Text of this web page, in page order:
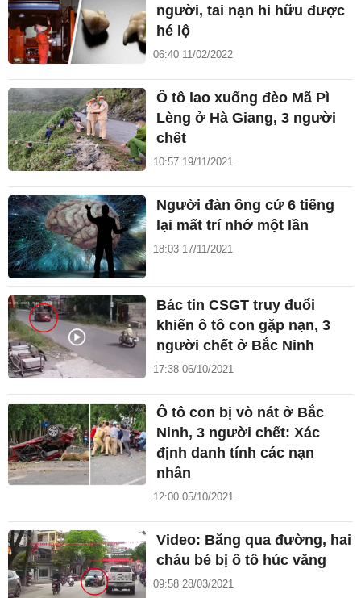
người, tai nạn hi hữu được
hé lộ
06:40 11/02/2022
Ô tô lao xuống đèo Mã Pì
Lèng ở Hà Giang, 3 người
chết
10:57 19/11/2021
Người đàn ông cứ 6 tiếng
lại mất trí nhớ một lần
18:03 17/11/2021
Bác tin CSGT truy đuổi
khiến ô tô con gặp nạn, 3
người chết ở Bắc Ninh
17:38 06/10/2021
Ô tô con bị vò nát ở Bắc
Ninh, 3 người chết: Xác
định danh tính các nạn
nhân
12:00 05/10/2021
Video: Băng qua đường, hai
cháu bé bị ô tô húc văng
09:58 28/03/2021